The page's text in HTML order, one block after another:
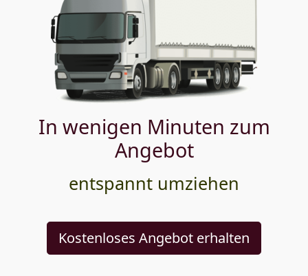
In wenigen Minuten zum
Angebot
entspannt umziehen
Kostenloses Angebot erhalten